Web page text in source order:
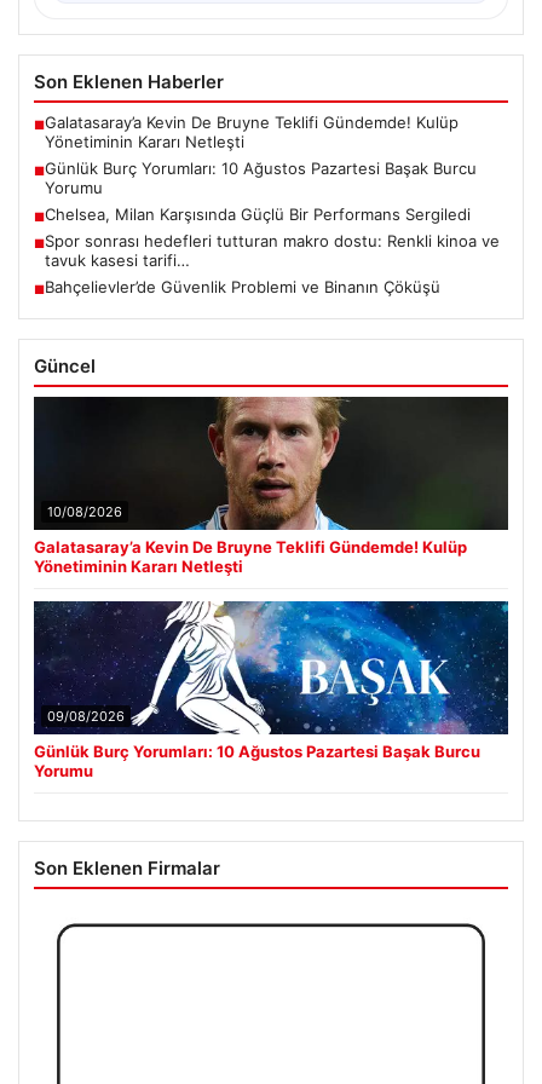
Son Eklenen Haberler
■Galatasaray’a Kevin De Bruyne Teklifi Gündemde! Kulüp
Yönetiminin Kararı Netleşti
■Günlük Burç Yorumları: 10 Ağustos Pazartesi Başak Burcu
Yorumu
■Chelsea, Milan Karşısında Güçlü Bir Performans Sergiledi
■Spor sonrası hedefleri tutturan makro dostu: Renkli kinoa ve
tavuk kasesi tarifi…
■Bahçelievler’de Güvenlik Problemi ve Binanın Çöküşü
Güncel
10/08/2026
Galatasaray’a Kevin De Bruyne Teklifi Gündemde! Kulüp
Yönetiminin Kararı Netleşti
09/08/2026
Günlük Burç Yorumları: 10 Ağustos Pazartesi Başak Burcu
Yorumu
Son Eklenen Firmalar